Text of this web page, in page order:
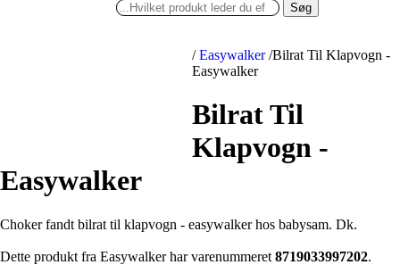
Søg
/ Easywalker /Bilrat Til Klapvogn -
Easywalker
Bilrat Til
Klapvogn -
Easywalker
Choker fandt bilrat til klapvogn - easywalker hos babysam. Dk.
Dette produkt fra Easywalker har varenummeret 8719033997202.